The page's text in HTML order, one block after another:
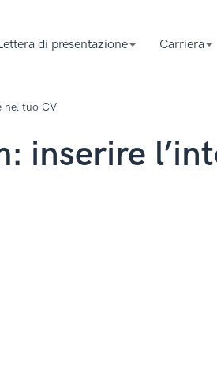
di presentazione Carriera
nel tuo CV
inserire